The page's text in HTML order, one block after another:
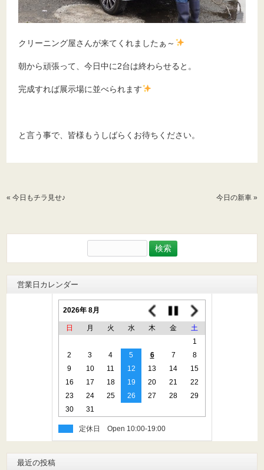
クリーニング屋さんが来てくれましたぁ～
朝から頑張って、今日中に2台は終わらせると。
完成すれば展示場に並べられます
と言う事で、皆様もうしばらくお待ちください。
«今日もチラ見せ♪ 今日の新車»
索:
営業日カレンダー
2026年 8月
日 月 火 水 木 金
土
1
2
3 4 5 6 7
8
9
10 11 12 13 14
15
16
17 18 19 20 21
22
23
24 25 26 27 28
29
30
31
定休日
最近の投稿